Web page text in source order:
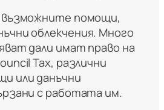
възможните помощи,
облекчения. Много
дали имат право на
Tax, различни
или данъчни
с работата им.